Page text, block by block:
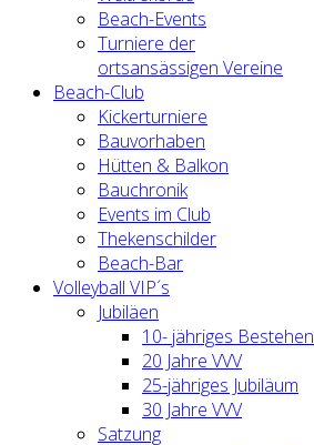
Beach-Events
Turniere der
ortsansässigen Vereine
Beach-Club
Kickerturniere
Bauvorhaben
Hütten & Balkon
Bauchronik
Events im Club
Thekenschilder
Beach-Bar
Volleyball VIP´s
Jubiläen
10- jähriges Bestehen
20 Jahre VVV
25-jähriges Jubiläum
30 Jahre VVV
Satzung